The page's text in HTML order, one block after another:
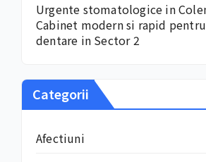
Urgente stomatologice in
Cabinet modern si rapid
dentare in Sector 2
Categorii
Afectiuni